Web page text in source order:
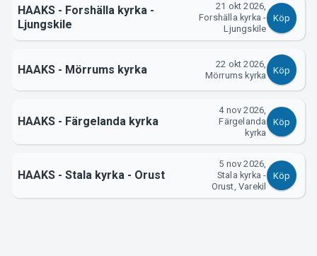
HAAKS - Forshälla kyrka -
Ljungskile
21 okt 2026,
Forshälla kyrka -
Ljungskile
Köp
HAAKS - Mörrums kyrka
22 okt 2026,
Mörrums kyrka
Köp
HAAKS - Färgelanda kyrka
4 nov 2026,
Färgelanda
kyrka
Köp
HAAKS - Stala kyrka - Orust
5 nov 2026,
Stala kyrka -
Orust, Varekil
Köp